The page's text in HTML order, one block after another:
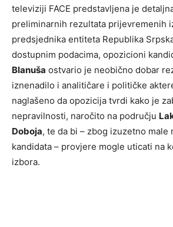
televiziji FACE predstavljena je
preliminarnih rezultata prijevremenih
predsjednika entiteta Republika
dostupnim podacima, opozicioni
Blanuša ostvario je neobično dobar
iznenadilo i analitičare i političke
naglašeno da opozicija tvrdi kako je
nepravilnosti, naročito na području
Doboja, te da bi – zbog izuzetno male
kandidata – provjere mogle uticati na
izbora.